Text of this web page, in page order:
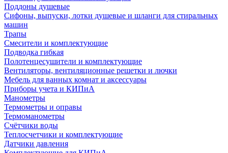
Поддоны душевые
Сифоны, выпуски, лотки душевые и шланги для стиральных
машин
Трапы
Смесители и комплектующие
Подводка гибкая
Полотенцесушители и комплектующие
Вентиляторы, вентиляционные решетки и лючки
Мебель для ванных комнат и аксессуары
Приборы учета и КИПиА
Манометры
Термометры и оправы
Термоманометры
Счётчики воды
Теплосчетчики и комплектующие
Датчики давления